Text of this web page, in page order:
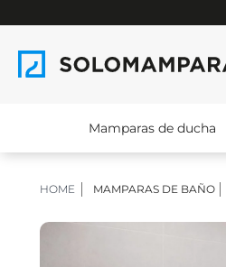
Mamparas de ducha
HOME MAMPARAS DE BAÑO